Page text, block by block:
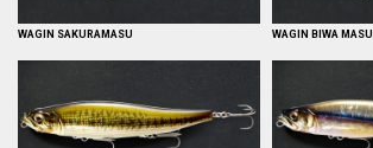
WAGIN SAKURAMASU WAGIN BIWA MASU